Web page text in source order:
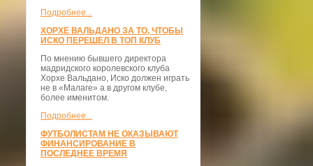
Подробнее...
ХОРХЕ ВАЛЬДАНО ЗА ТО, ЧТОБЫ
ИСКО ПЕРЕШЕЛ В ТОП КЛУБ
По мнению бывшего директора
мадридского королевского клуба
Хорхе Вальдано, Иско должен играть
не в «Малаге» а в другом клубе,
более именитом.
Подробнее...
ФУТБОЛИСТАМ НЕ ОКАЗЫВАЮТ
ФИНАНСИРОВАНИЕ В
ПОСЛЕДНЕЕ ВРЕМЯ